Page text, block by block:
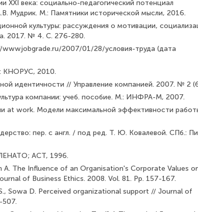
XXI века: социально-педагогиче­ский потенциал
Мудрик. М.: Памятники исторической мысли, 2016.
культуры: рассуждения о моти­вации,
2017. № 4. С. 276-280.
wwwjobgrade.ru/2007/01/28/условия-труда (дата
КНОРУС, 2010.
идентичности // Управление компанией. 2007. № 2
компании: учеб. пособие. М.: ИНФРА-М, 2007.
at work. Модели максимальной эффективности
пер. с англ. / под ред. Т. Ю. Кова­левой. СПб.:
АСТ, 1996.
A. The Influence of an Organisation's Corporate Values
of Business Ethics. 2008. Vol. 81. Pp. 157-167.
Sowa D. Perceived organizational support // Journal of
507.